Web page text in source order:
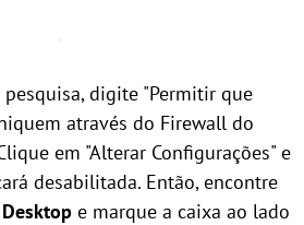
pesquisa, digite "Permitir que
através do Firewall do
em "Alterar Configurações" e
desabilitada. Então, encontre
e marque a caixa ao lado